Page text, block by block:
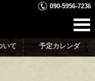
090-5956-7236
いて 予定カレンダ